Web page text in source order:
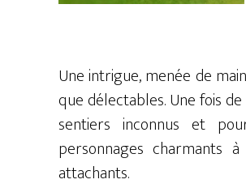
Une intrigue, menée de
que délectables. Une fois
sentiers inconnus et
personnages charmants
attachants.